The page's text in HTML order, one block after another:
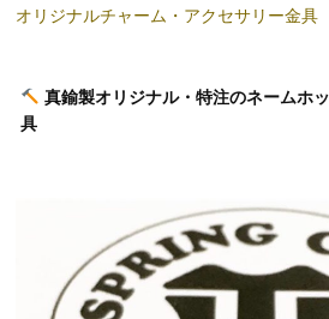
オリジナルチャーム・アクセサリー金具
真鍮製オリジナル・特注のネームホ
具